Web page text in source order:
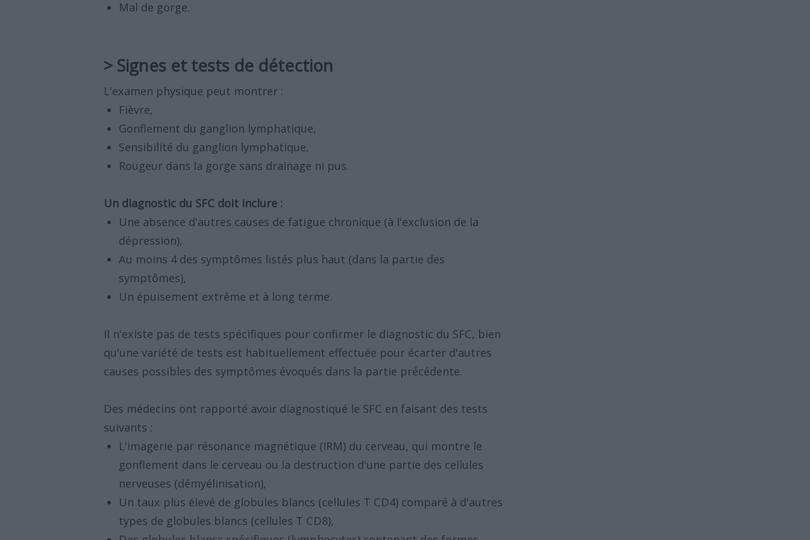
Mal de gorge.
> Signes et tests de détection
L'examen physique peut montrer :
Fièvre,
Gonflement du ganglion lymphatique,
Sensibilité du ganglion lymphatique,
Rougeur dans la gorge sans drainage ni pus.
Un diagnostic du SFC doit inclure :
Une absence d'autres causes de fatigue chronique (à l'exclusion de la
dépression),
Au moins 4 des symptômes listés plus haut (dans la partie des
symptômes),
Un épuisement extrême et à long terme.
Il n'existe pas de tests spécifiques pour confirmer le diagnostic du SFC, bien
qu'une variété de tests est habituellement effectuée pour écarter d'autres
causes possibles des symptômes évoqués dans la partie précédente.
Des médecins ont rapporté avoir diagnostiqué le SFC en faisant des tests
suivants :
L'imagerie par résonance magnétique (IRM) du cerveau, qui montre le
gonflement dans le cerveau ou la destruction d'une partie des cellules
nerveuses (démyélinisation),
Un taux plus élevé de globules blancs (cellules T CD4) comparé à d'autres
types de globules blancs (cellules T CD8),